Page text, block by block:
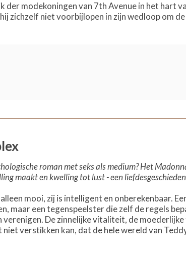
der modekoningen van 7th Avenue in het hart
zichzelf niet voorbijlopen in zijn wedloop om
roman met seks als medium? Het
maakt en kwelling tot lust - een
mooi, zij is intelligent en onberekenbaar.
maar een tegenspeelster die zelf de regels
verenigen. De zinnelijke vitaliteit, de
verstikken kan, dat de hele wereld van